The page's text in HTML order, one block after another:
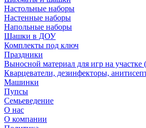
Настольные наборы
Настенные наборы
Напольные наборы
Шашки в ДОУ
Комплекты под ключ
Праздники
Выносной материал для игр на участке
Кварцеватели, дезинфекторы,
Машинки
Пупсы
Семьеведение
О нас
О компании